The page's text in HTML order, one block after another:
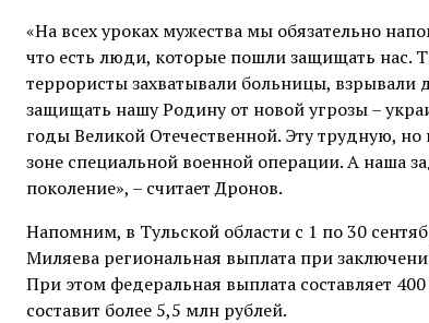
«На всех уроках мужества мы обязательно
что есть люди, которые пошли защищать нас.
террористы захватывали больницы,
защищать нашу Родину от новой угрозы –
годы Великой Отечественной. Эту трудную,
зоне специальной военной операции. А наша
поколение», – считает Дронов.
Напомним, в Тульской области с 1 по 30
Миляева региональная выплата при
При этом федеральная выплата составляет
составит более 5,5 млн рублей.